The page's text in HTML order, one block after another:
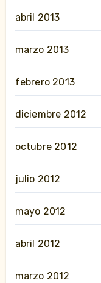
abril 2013
marzo 2013
febrero 2013
diciembre 2012
octubre 2012
julio 2012
mayo 2012
abril 2012
marzo 2012